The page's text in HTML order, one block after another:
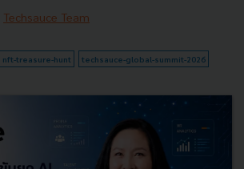
Techsauce Team
nft-treasure-hunt techsauce-global-summit-2026